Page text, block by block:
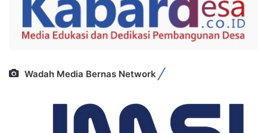
Wadah Media Bernas Network